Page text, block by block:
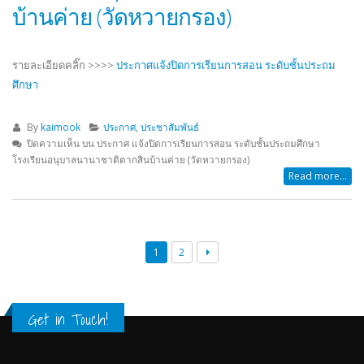
บ้านค่าย (วัดหวายกรอง)
รายละเอียดคลิ๊ก >>>> ประกาศแจ้งปิดการเรียนการสอน ระดับชั้นประถม
ศึกษา
By kaimook ประกาศ
ประชาสัมพันธ์
ปิดความเห็น
บน ประกาศ แจ้งปิดการเรียนการสอน ระดับชั้นประถมศึกษา
โรงเรียนอนุบาลนานาชาติตากสินบ้านค่าย (วัดหวายกรอง)
Read more...
1 2
Get in Touch!